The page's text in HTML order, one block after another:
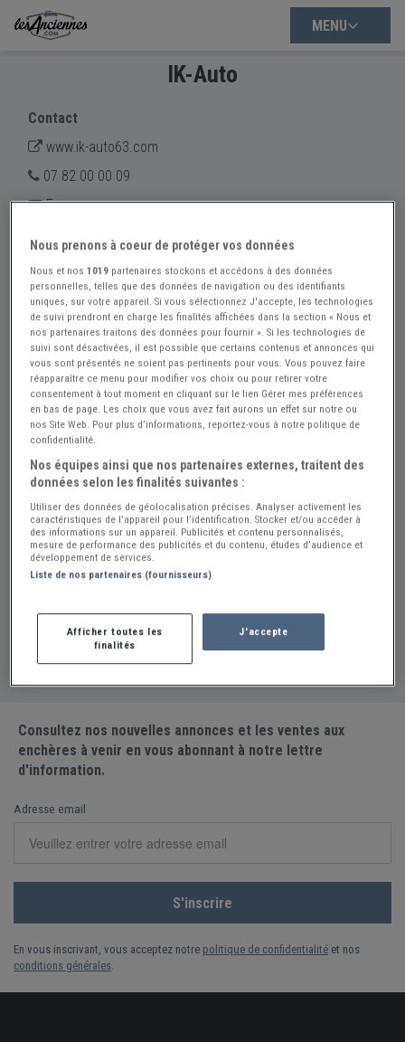
MENU
IK-Auto
Contact
www.ik-auto63.com
07 82 00 00 09
Envoyer un message
15 rue du Chateau des Vergnes
63100 CLERMONT-FERRAND
Voir sur la carte
Chez IK-Auto à Clermont-Ferrand, l'achat et la vente de
véhicules d'occasion sont simplifiés grâce à des solutions
adaptées. Visitez son site web pour découvrir des
véhicules rigoureusement sélectionnés. Leur service de
dépôt-vente facilite la reprise de votre voiture en toute
complètes et vend des pneus de haute qualité pour une
sécurité optimale.
Spécialités: Auto, Utilitaire, Achat-Vente, Rénovation de
pièces, Entretien
Signaler une erreur
Consultez nos nouvelles annonces et les ventes aux
enchères à venir en vous abonnant à notre lettre
d'information.
Adresse email
En vous inscrivant, vous acceptez notre politique de confidentialité et nos
conditions générales.
Nous prenons à coeur de protéger vos données
Nous et nos1019 partenaires stockons et accédons à des données
personnelles, telles que des données de navigation ou des identifiants
uniques, sur votre appareil. Si vous sélectionnez J'accepte, les technologies
de suivi prendront en charge les finalités affichées dans la section « Nous et
nos partenaires traitons des données pour fournir ». Si les technologies de
suivi sont désactivées, il est possible que certains contenus et annonces qui
vous sont présentés ne soient pas pertinents pour vous. Vous pouvez faire
réapparaître ce menu pour modifier vos choix ou pour retirer votre
consentement à tout moment en cliquant sur le lien Gérer mes préférences
en bas de page. Les choix que vous avez fait aurons un effet sur notre ou
nos Site Web. Pour plus d’informations, reportez-vous à notre politique de
confidentialité.
Nos équipes ainsi que nos partenaires externes, traitent des
données selon les finalités suivantes :
Utiliser des données de géolocalisation précises. Analyser activement les
caractéristiques de l’appareil pour l’identification. Stocker et/ou accéder à
des informations sur un appareil. Publicités et contenu personnalisés,
mesure de performance des publicités et du contenu, études d’audience et
développement de services.
Liste de nos partenaires (fournisseurs)
Afficher toutes les
finalités
J'accepte